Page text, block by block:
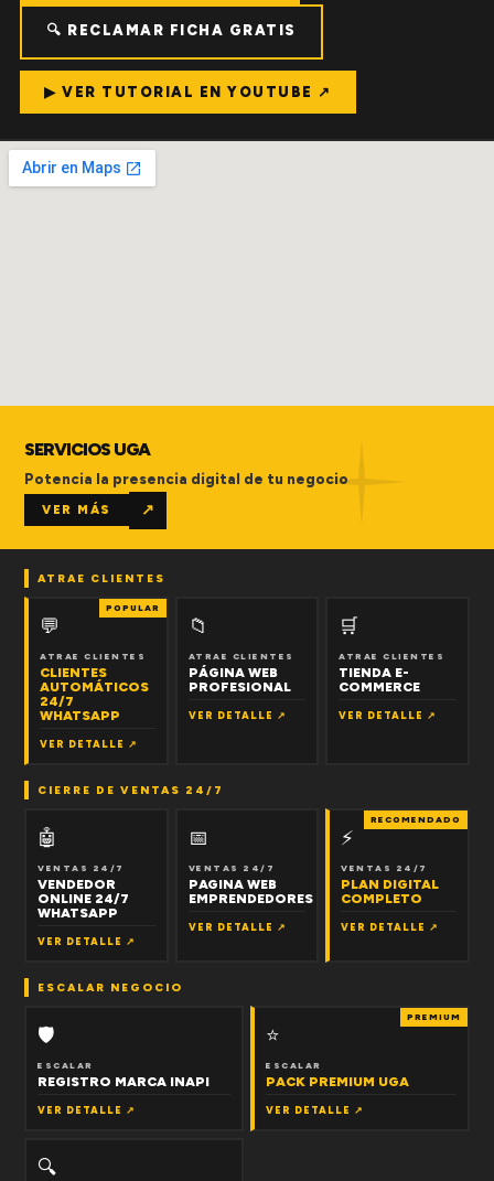
🔍 RECLAMAR FICHA GRATIS
▶ VER TUTORIAL EN YOUTUBE ↗
SERVICIOS UGA
Potencia la presencia digital de tu negocio
VER MÁS ↗
ATRAE CLIENTES
POPULAR
💬
ATRAE CLIENTES
CLIENTES
AUTOMÁTICOS
24/7
WHATSAPP
VER DETALLE ↗
📁
ATRAE CLIENTES
PÁGINA WEB
PROFESIONAL
VER DETALLE ↗
🛒
ATRAE CLIENTES
TIENDA E-
COMMERCE
VER DETALLE ↗
CIERRE DE VENTAS 24/7
🤖
VENTAS 24/7
VENDEDOR
ONLINE 24/7
WHATSAPP
VER DETALLE ↗
📅
VENTAS 24/7
PAGINA WEB
EMPRENDEDORES
VER DETALLE ↗
RECOMENDADO
⚡
VENTAS 24/7
PLAN DIGITAL
COMPLETO
VER DETALLE ↗
ESCALAR NEGOCIO
🛡
ESCALAR
REGISTRO MARCA INAPI
VER DETALLE ↗
PREMIUM
⭐
ESCALAR
PACK PREMIUM UGA
VER DETALLE ↗
🔍